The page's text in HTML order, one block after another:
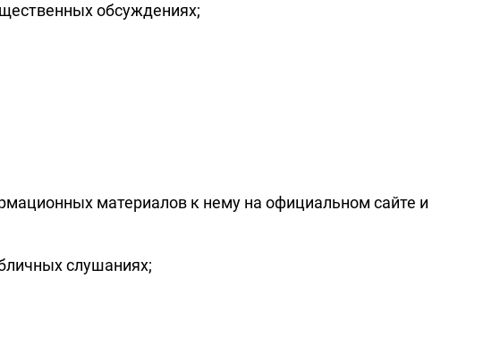
обсуждениях;
материалов к нему на официальном сайте и
слушаниях;